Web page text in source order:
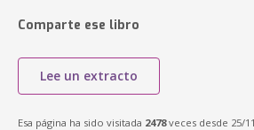
Comparte ese libro
Lee un extracto
Esa página ha sido visitada 2478veces desde 25/